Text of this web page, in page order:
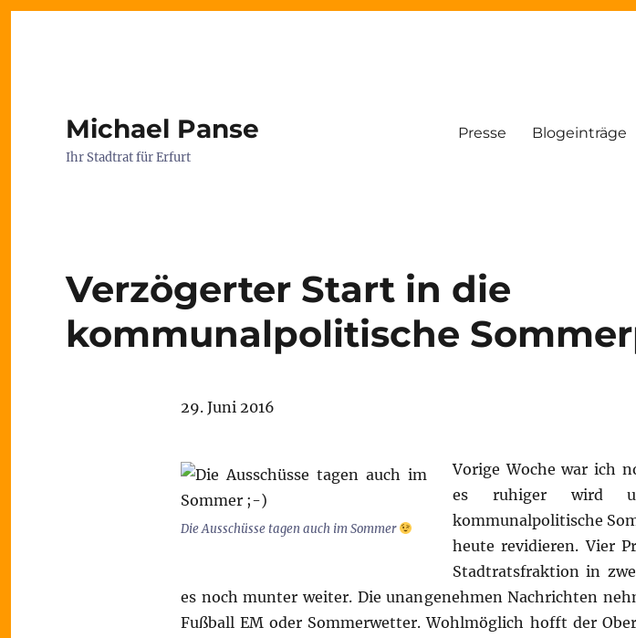
Michael Panse
Ihr Stadtrat für Erfurt
Presse Blogeinträge
Verzögerter Start in die
kommunalpolitische
29. Juni 2016
Die Ausschüsse tagen auch im Sommer
Vorige Woche war ich
es ruhiger wird
kommunalpolitische
heute revidieren. Vier
Stadtratsfraktion in
es noch munter weiter. Die unangenehmen Nachrichten
Fußball EM oder Sommerwetter. Wohlmöglich hofft der